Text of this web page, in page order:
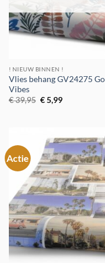
! NIEUW BINNEN !
Vlies behang GV24275
Vibes
€39,95 Oorspronkelijke
prijs
€5,99Huidige
Actie